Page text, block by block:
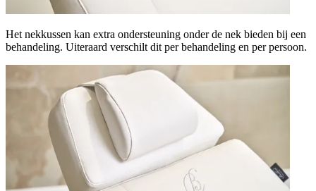
Het nekkussen kan extra ondersteuning onder de nek bieden bij een
behandeling. Uiteraard verschilt dit per behandeling en per persoon.